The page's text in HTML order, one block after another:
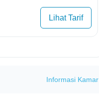
Lihat Tarif
Informasi Kamar